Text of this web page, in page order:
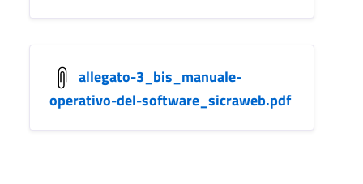
allegato-3_bis_manuale-
operativo-del-software_sicraweb.pdf